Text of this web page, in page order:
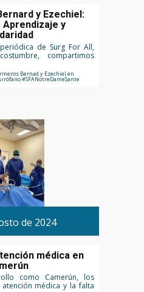
y Ezechiel:
Aprendizaje y
de Surg For All,
compartimos
Bernad y Ezechiel en
#SFANotreDameSante
de 2024
médica en
como Camerún, los
médica y la falta